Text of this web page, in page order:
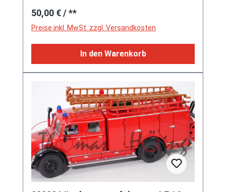
Regulärer Preis:
50,00 €/ **
Preise inkl. MwSt. zzgl. Versandkosten
In den Warenkorb